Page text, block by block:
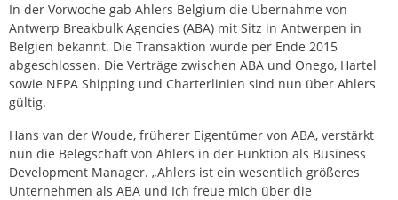
In der Vorwoche gab Ahlers Belgium die Übernahme von
Antwerp Breakbulk Agencies (ABA) mit Sitz in Antwerpen in
Belgien bekannt. Die Transaktion wurde per Ende 2015
abgeschlossen. Die Verträge zwischen ABA und Onego, Hartel
sowie NEPA Shipping und Charterlinien sind nun über Ahlers
gültig.
Hans van der Woude, früherer Eigentümer von ABA, verstärkt
nun die Belegschaft von Ahlers in der Funktion als Business
Development Manager. „Ahlers ist ein wesentlich größeres
Unternehmen als ABA und Ich freue mich über die